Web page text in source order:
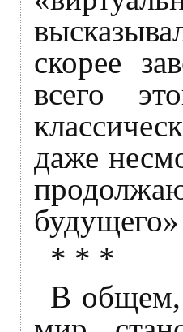
скорее
всего
даже
* * *
В общем,